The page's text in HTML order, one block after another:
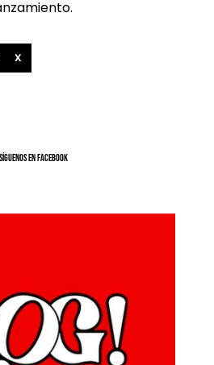
X
SíGUENOS EN FACEBOOK